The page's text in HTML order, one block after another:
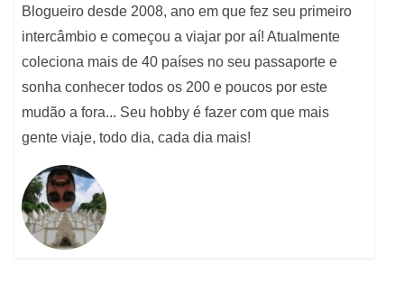
Blogueiro desde 2008, ano em que fez seu primeiro
intercâmbio e começou a viajar por aí! Atualmente
coleciona mais de 40 países no seu passaporte e
sonha conhecer todos os 200 e poucos por este
mudão a fora... Seu hobby é fazer com que mais
gente viaje, todo dia, cada dia mais!